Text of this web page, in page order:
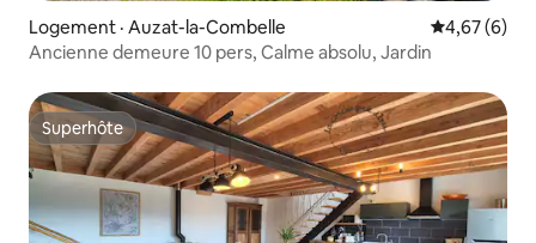
Logement · Auzat-la-Combelle Note
4,67 (6)
Ancienne demeure 10 pers, Calme absolu, Jardin
Superhôte
Superhôte